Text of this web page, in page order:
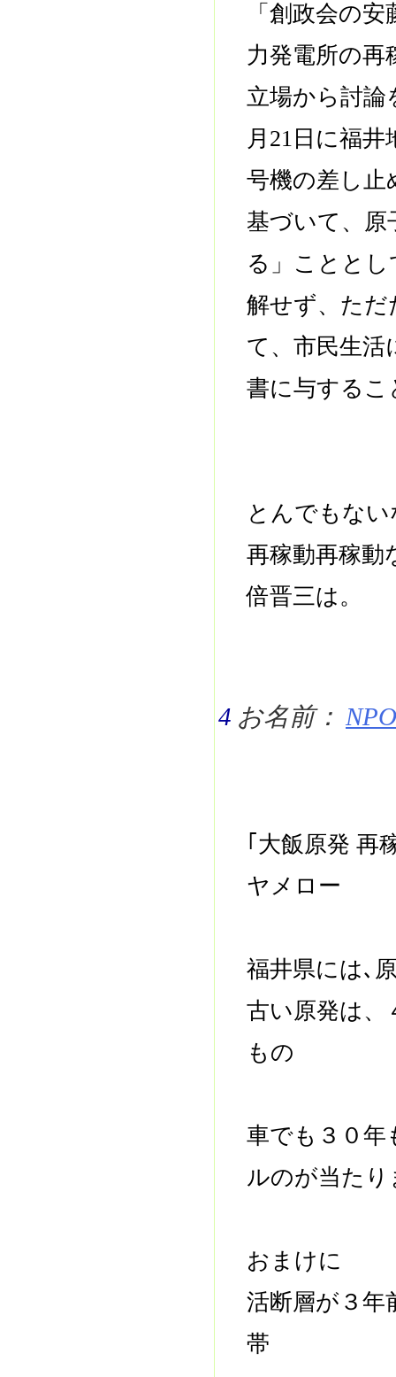
「創政会の
力発電所の
立場から討論
月21日に福
号機の差し止
基づいて、原
る」ことと
解せず、ただ
て、市民生活
書に与する
とんでもな
再稼動再稼動
倍晋三は。
4 お名前：
｢大飯原発
ヤメロー
福井県には､
古い原発は
もの
車でも３０年
ルのが当た
おまけに
活断層が３
帯